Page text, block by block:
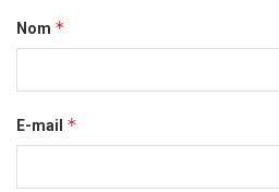
Nom *
E-mail *